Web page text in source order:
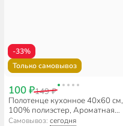
-33%
Только самовывоз
100 ₽149 ₽
Полотенце кухонное 40х60 см,
100% полиэстер, Ароматная
выпечка, Китай, Y9-173
Самовывоз:сегодня